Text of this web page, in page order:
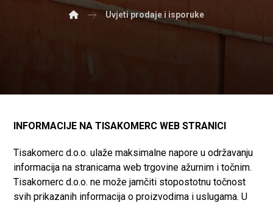
Uvjeti prodaje i isporuke
INFORMACIJE NA TISAKOMERC WEB STRANICI
Tisakomerc d.o.o. ulaže maksimalne napore u održavanju
informacija na stranicama web trgovine ažurnim i točnim.
Tisakomerc d.o.o. ne može jamčiti stopostotnu točnost
svih prikazanih informacija o proizvodima i uslugama. U